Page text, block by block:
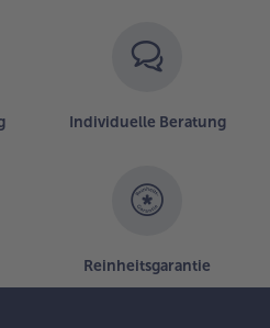
Individuelle Beratung
Reinheitsgarantie